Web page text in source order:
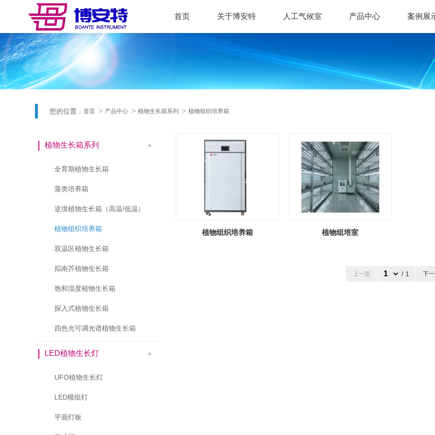
首页 关于博安特 人工气候室 产品中心 案例展
您的位置： 首页 产品中心 植物生长箱系列 植物组织培养箱
植物生长箱系列
全育期植物生长箱
藻类培养箱
逆境植物生长箱（高温/低温）
植物组织培养箱
双温区植物生长箱
拟南芥植物生长箱
饱和湿度植物生长箱
探入式植物生长箱
四色光可调光谱植物生长箱
LED植物生长灯
UFO植物生长灯
LED模组灯
平面灯板
植物组织培养箱 植物组培室
上一页 / 1 下